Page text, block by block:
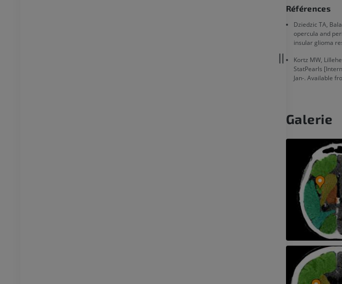
Références
Dziedzic TA,
opercula and
insular glioma
Kortz MW,
StatPearls
Jan-. Available
Galerie